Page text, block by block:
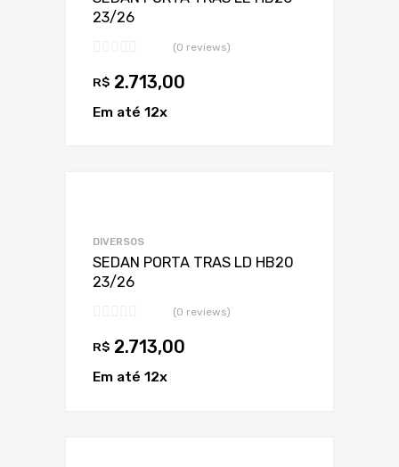
23/26
(0 reviews)
R$ 2.713,00
Em até 12x
DIVERSOS
SEDAN PORTA TRAS LD HB20
23/26
(0 reviews)
R$ 2.713,00
Em até 12x